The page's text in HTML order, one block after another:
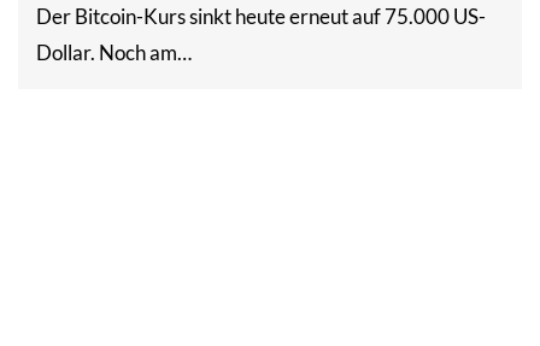
Der Bitcoin-Kurs sinkt heute erneut auf 75.000 US-
Dollar. Noch am…